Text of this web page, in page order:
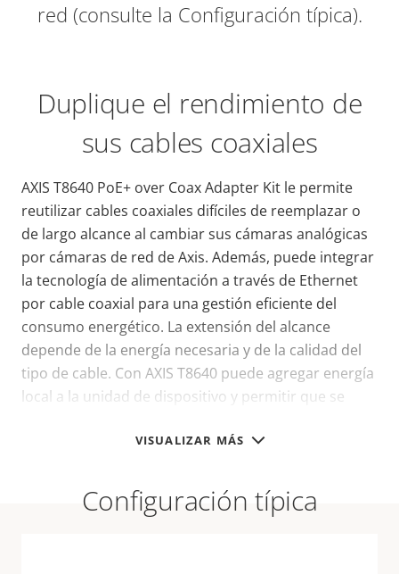
VISUALIZAR MÁS
red (consulte la Configuración típica).
Duplique el rendimiento de
sus cables coaxiales
AXIS T8640 PoE+ over Coax Adapter Kit le permite
reutilizar cables coaxiales difíciles de reemplazar o
de largo alcance al cambiar sus cámaras analógicas
por cámaras de red de Axis. Además, puede integrar
la tecnología de alimentación a través de Ethernet
por cable coaxial para una gestión eficiente del
consumo energético. La extensión del alcance
depende de la energía necesaria y de la calidad del
tipo de cable. Con AXIS T8640 puede agregar energía
local a la unidad de dispositivo y permitir que se
Configuración típica